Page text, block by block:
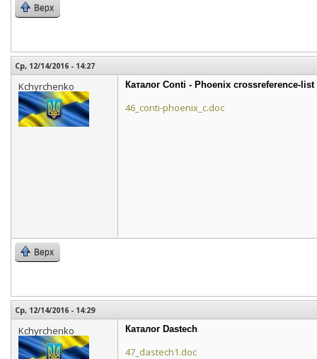
Верх
Ср, 12/14/2016 - 14:27
Kchyrchenko Каталог Conti - Phoenix crossreference-list
46_conti-phoenix_c.doc
Верх
Ср, 12/14/2016 - 14:29
Kchyrchenko Каталог Dastech
47_dastech1.doc